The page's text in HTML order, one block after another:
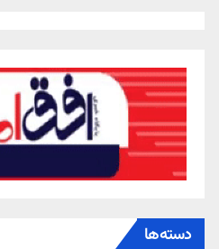
دسته‌ها